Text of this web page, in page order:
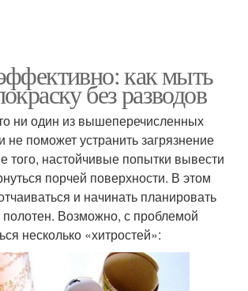
как мыть
без разводов
ни один из вышеперечисленных
не поможет устранить загрязнение
того, настойчивые попытки вывести
порчей поверхности. В этом
и начинать планировать
Возможно, с проблемой
несколько «хитростей»: